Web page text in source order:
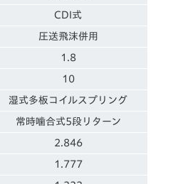
CDI式
圧送飛沫併用
1.8
10
湿式多板コイルスプリング
常時噛合式5段リターン
2.846
1.777